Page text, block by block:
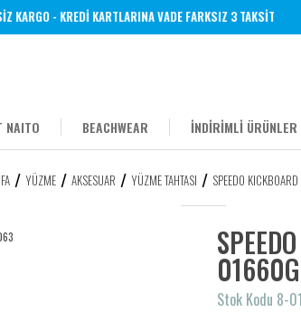
- KREDİ KARTLARINA VADE FARKSIZ 3 TAKSİT
NAITO BEACHWEAR İNDİRİMLİ ÜRÜNLER
YÜZME AKSESUAR YÜZME TAHTASI SPEEDO
Stok Kodu 8-